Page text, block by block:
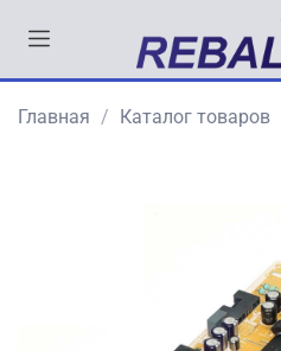
Главная Каталог товаров